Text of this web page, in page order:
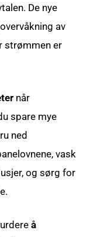
De nye
av
strømmen er
når
spare mye
ned
vask
og sørg for
å